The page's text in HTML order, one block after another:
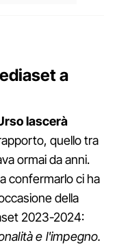
a
lascerà
quello tra
ormai da anni.
confermarlo ci ha
della
2023-2024:
e l'impegno.